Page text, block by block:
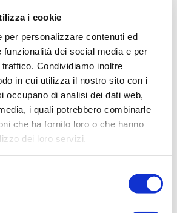
i cookie
per personalizzare contenuti ed
funzionalità dei social media e per
Condividiamo inoltre
in cui utilizza il nostro sito con i
occupano di analisi dei dati web,
i quali potrebbero combinarle
che ha fornito loro o che hanno
dei loro servizi.
un appello alla
di tutti
giornate più calde, campagne più